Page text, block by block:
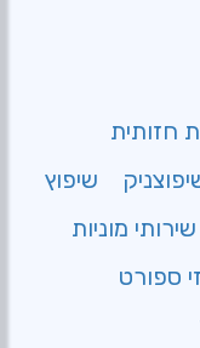
חזותית
שיפוץ
שירותי מוניות
ספורט